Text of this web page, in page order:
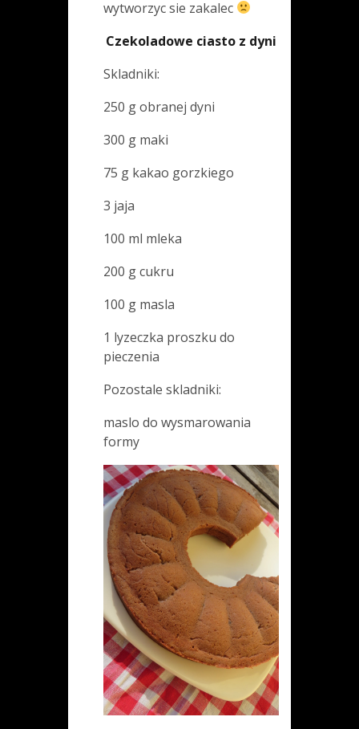
wytworzyc sie zakalec
Czekoladowe ciasto z dyni
Skladniki:
250 g obranej dyni
300 g maki
75 g kakao gorzkiego
3 jaja
100 ml mleka
200 g cukru
100 g masla
1 lyzeczka proszku do
pieczenia
Pozostale skladniki:
maslo do wysmarowania
formy